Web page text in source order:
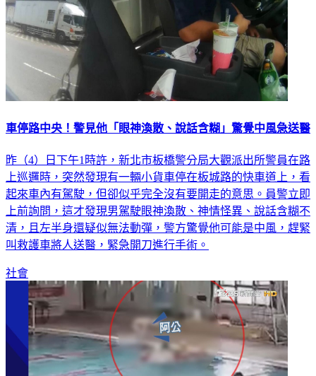
車停路中央！警見他「眼神渙散、說話含糊」驚覺中風急送醫
昨（4）日下午1時許，新北市板橋警分局大觀派出所警員在路
上巡邏時，突然發現有一輛小貨車停在板城路的快車道上，看
起來車內有駕駛，但卻似乎完全沒有要開走的意思。員警立即
上前詢問，這才發現男駕駛眼神渙散、神情怪異、說話含糊不
清，且左半身還疑似無法動彈，警方驚覺他可能是中風，趕緊
叫救護車將人送醫，緊急開刀進行手術。
社會